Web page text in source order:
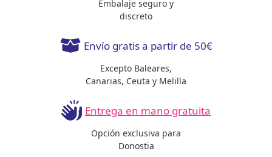
Embalaje seguro y
discreto
Envío gratis a partir de 50€
Excepto Baleares,
Canarias, Ceuta y Melilla
Entrega en mano gratuita
Opción exclusiva para
Donostia